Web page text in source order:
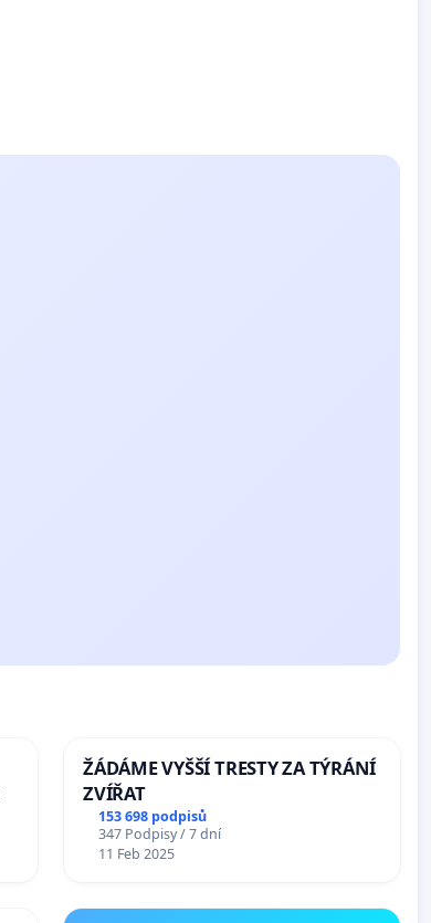
ŽÁDÁME VYŠŠÍ TRESTY ZA TÝRÁNÍ
ZVÍŘAT
153 698 podpisů
347 Podpisy / 7 dní
11 Feb 2025